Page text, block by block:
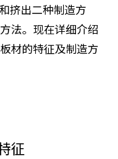
挤出二种制造方
法。现在详细介绍
材的特征及制造方
征